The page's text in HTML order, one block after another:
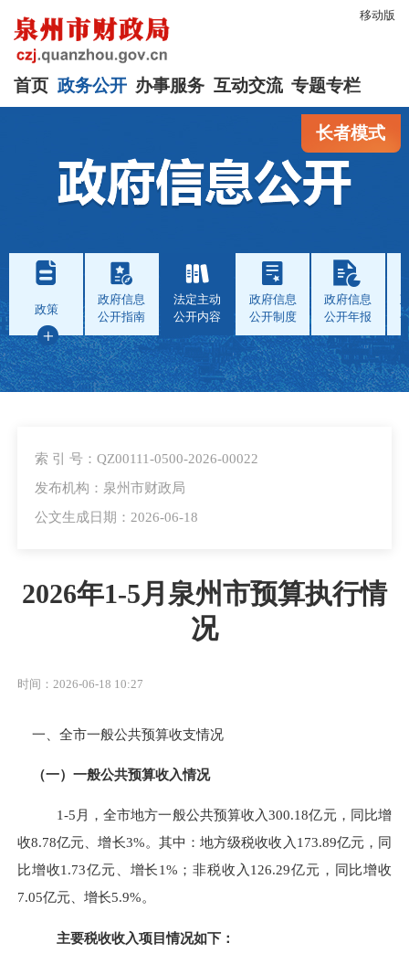
移动版
首页 政务公开 办事服务 互动交流 专题专栏
长者模式
政策
政府信息
公开指南
法定主动
公开内容
政府信息
公开制度
政府信息
公开年报
索 引 号：QZ00111-0500-2026-00022
发布机构：泉州市财政局
公文生成日期：2026-06-18
2026年1-5月泉州市预算执行情
况
时间：2026-06-18 10:27
一、 全市一般公共预算收支情况
（一）一般公共预算收入情况
1-5 月，全市地方一般公共预算收入300.18亿元，同比增
收8.78亿元、增长3%。其中：地方级税收收入 173.89亿元，同
比增收1.73亿元、增长1% ；非税收入 126.29亿元， 同比增收
7.05亿元、增长5.9%。
主要税收收入项目情况如下：